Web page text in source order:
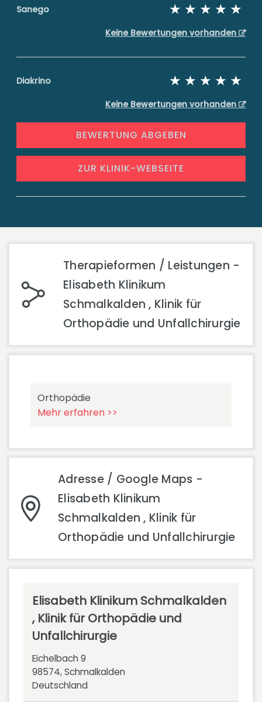
Sanego
Keine Bewertungen vorhanden
Diakrino
Keine Bewertungen vorhanden
BEWERTUNG ABGEBEN
ZUR KLINIK-WEBSEITE
Therapieformen / Leistungen -
Elisabeth Klinikum
Schmalkalden , Klinik für
Orthopädie und Unfallchirurgie
Orthopädie
Mehr erfahren >>
Adresse / Google Maps -
Elisabeth Klinikum
Schmalkalden , Klinik für
Orthopädie und Unfallchirurgie
Elisabeth Klinikum Schmalkalden
, Klinik für Orthopädie und
Unfallchirurgie
Eichelbach 9
98574, Schmalkalden
Deutschland